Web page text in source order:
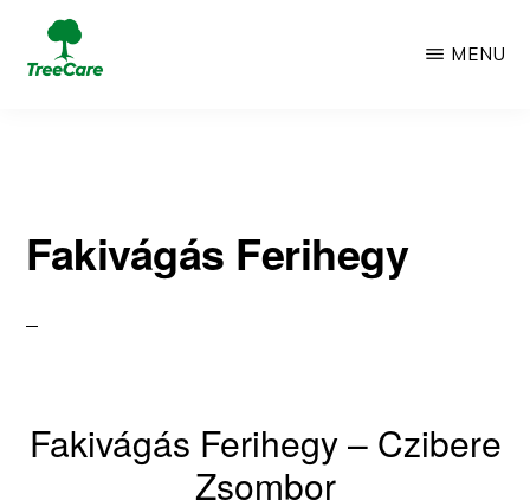
Skip
WordPress
oldal
MENU
Fakivágás Ferihegy
Fakivágás Ferihegy – Czibere
Zsombor